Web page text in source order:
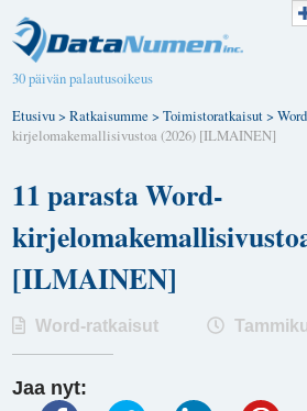
30 päivän palautusoikeus
Etusivu>Ratkaisumme >Toimistoratkaisut>
kirjelomakemallisivustoa (2026) [ILMAINEN]
11 parasta Word-
[ILMAINEN]
Word-ratkaisut
Jaa nyt: